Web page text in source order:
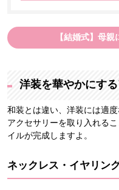
【結婚式】母
洋装を華やかにす
和装とは違い、洋装には適
アクセサリーを取り入れる
イルが完成しますよ。
ネックレス・イヤリン